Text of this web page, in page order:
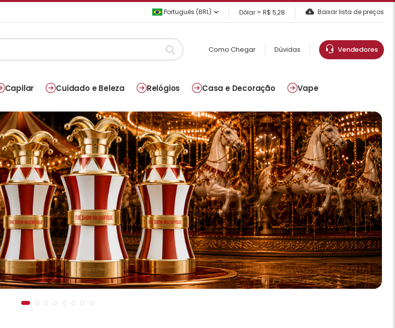
Português (BRL) Dólar = R$ 5,28 Baixar lista de preços
Como Chegar Dúvidas Vendedores
Capilar Cuidado e Beleza Relógios Casa e Decoração Vape